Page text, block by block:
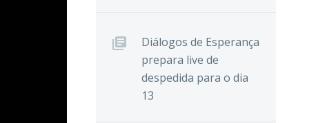
Diálogos de Esperança
prepara live de
despedida para o dia
13